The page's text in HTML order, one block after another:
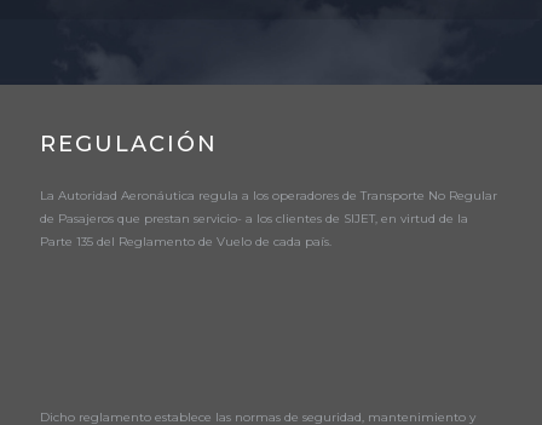
REGULACIÓN
La Autoridad Aeronáutica regula a los operadores de Transporte No Regular
de Pasajeros que prestan servicio- a los clientes de SIJET, en virtud de la
Parte 135 del Reglamento de Vuelo de cada país.
Dicho reglamento establece las normas de seguridad, mantenimiento y